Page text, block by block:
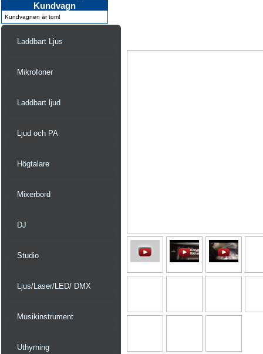
Kundvagn
Kundvagnen är tom!
Laddbart Ljus
Mikrofoner
Laddbart ljud
Ljud och PA
Högtalare
Mixerbord
DJ
Studio
Ljus/Laser/LED/ DMX
Musikinstrument
Uthyrning